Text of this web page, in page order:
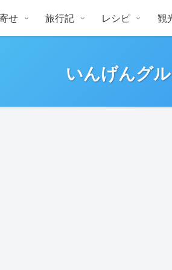
いんげんグ
せ 旅行記 レシピ 観